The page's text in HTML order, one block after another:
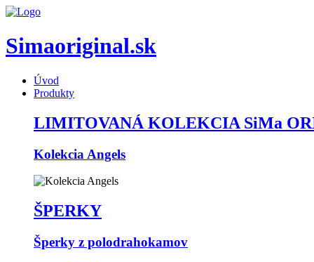
Simaoriginal.sk
Úvod
Produkty
LIMITOVANÁ KOLEKCIA SiMa
Kolekcia Angels
ŠPERKY
Šperky z polodrahokamov